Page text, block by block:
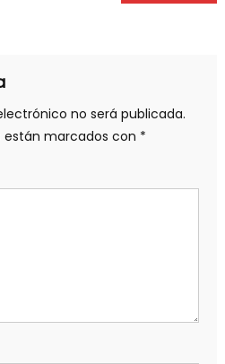
no será publicada.
están marcados con *